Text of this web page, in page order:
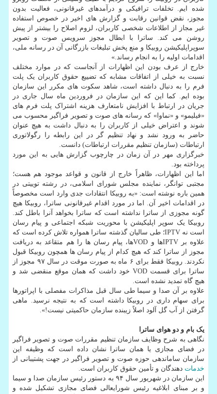
شده ایم. تخلفات ترافیکی و درآمدهای غیرقانونی، فعالیت بدون
مجوز، نقض قوانین رقابت و گزارش های اخیر در خصوص استفاده
غیر مجاز از اطلاعات شخصی کاربران، لزوم اصلاح را بیشتر از پیش
روشن می کند. ساترا با ابطال مجوز سرویس صوت و تصویر
سوپراپلیکیشن روبیکا و منع پخش تبلیغات بازرگانی آن در رسانه ملی،
اقدامات اولیه را به انجام رساند.»
خارج از عرف بودن این اظهارات از آنجاست که در موارد مختلف
نسبت به خیلی از اتفاقات مشابه که تضییع حقوق کاربران یک پلت
فرم را به دنبال داشته است، شاهد سکوت های مکرر این سازمان
بوده ایم. کما این که این سازمان در فروردین ماه سال جاری در
جریان در ارتباط با افزایش نامتعارف هزینه اشتراک پلت فرم های
«فیلیمو» و «نماوا» که رسانه های صوت و تصویر فراگیر محسوب می
شوند و اعتراض خیلی از کاربران را به دنبال داشت به هیچ عنوان
حاضر به ورود نشد و نهاد تنظیم گر در این رابطه را رگولاتوری
ارتباطات (سازمان تنظیم مقررات ارتباطات) دانست.
خبرگزاری مهر در آن زمان در چارچوب گزارش هایی به این مورد
پرداخته بود.
اما این اظهارات، ظاهراً خارج از قانون و قواعد موجود هم هست؛
مجتبی توانگر، نماینده مجلس شورای اسلامی، در رشته توییتی در
همین باره نوشته است: «به روبیکا انتقادات جدی وارد است مخصوصاً
در اقدامات اخیر آن. اما در مورد اقدام غیرقانونی ساترا، روبیکا هیچ
گونه مجوزی از ساترا نداشته است که ساترا بخواهد آنرا باطل کند.
روبیکا یک سوپر اپلیکیشن با محوریت شبکه اجتماعی و پیام رسان
است نه IPTV؛ طی سالیان گذشته ساترا همواره تلاش کرده است که
علاوه بر IPTVها و VODها، پیام رسان ها را هم متقاعد به دریافت
مجوز از ساترا کند که هیچ کدام از پیام رسان ها همچون روبیکا قبول
نکردند. روبیکا فقط برای ۶ ماه به صورت موقت در سال ۹۷ مجوز از
ساترا برای قسمت VOD خود داشت که همان موقع منقضی شد و
هیچ گاه تمدید نشده است.
علاوه بر آن صدا و سیما طی سال قبل مذاکرات مفصلی با اپراتورها
برای سهام داری در روبیکا داشته است که به نتیجه نرسید. ماهی
گرفتن از آب گل آلود اصلاً زیبنده سازمان حاکمیتی نیست!».
یک بام و دو هوای ساترا
نگاهی به شرح وظایف سازمان تنظیم مقررات صوت و تصویر فراگیر
در فضای مجازی یا همان ساترا نشان داده است که وظیفه این
سازمان ساماندهی حوزه صوت و تصویر فراگیر در جهت پشتیبانی از
خدمات دهندگان و تأمین حقوق کاربران است.
این سازمان در شهریور سال ۹۴ به دستور رئیس سازمان صدا و سیما
و بر مبنای ابلاغیه رئیس شورایعالی فضای مجازی تشکیل شده و